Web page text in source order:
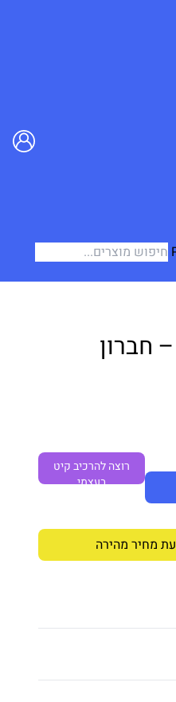
חברון
רוצה להרכיב קיט
בעצמי
מחיר מהירה